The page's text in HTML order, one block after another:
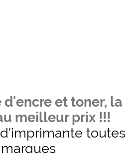
d'encre et toner, la
meilleur prix !!!
toutes
marques